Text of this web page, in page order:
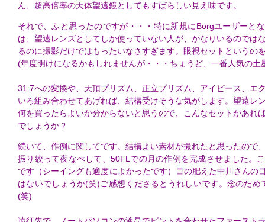
ん、超高倍率の天体望遠鏡としてもすばらしい見え味です。
それで、ふと思ったのですが・・・特に新規にBorgユーザーと
は、望遠レンズとしてしか使っていない人が、かなりいるのでは
るのに撮影だけではもったいなさすぎます。眼視セットというの
(年度明けになるかもしれませんが・・・ちょうど、一番人気の土
31.7への変換や、天頂プリズム、正立プリズム、アイピース、エ
いろ組み合わせてあげれば、結構受けそうな気がします。望遠レ
何を買ったらよいか分からないと思うので、こんなセットがあれ
でしょうか？
続いて、作例に関してです。結構よい素材が撮れたと思ったので
振り絞って夜なべして、50FLでの月の作例を完成させました。
です（シーイングも適度によかったです）目の肥えた中川さんの
はないでしょうか(笑)ご感想くださるとうれしいです。念のた
(笑)